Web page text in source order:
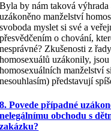
Byla by nám taková
uzákoněno manželství
svoboda myslet si své a
přesvědčením o chování,
nesprávné? Zkušenosti z
homosexuálů uzákonily,
homosexuálních manželství
nesouhlasím) představují
8. Povede případné
nelegálnímu obchodu s
zakázku?